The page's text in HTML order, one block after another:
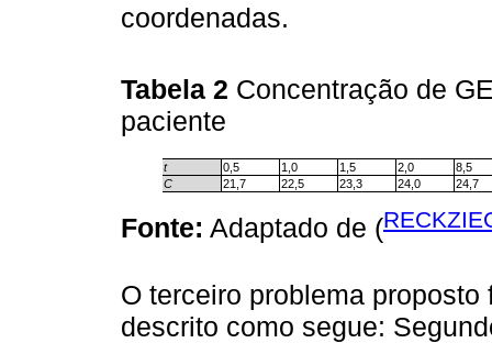
coordenadas.
Tabela 2 Concentração de
paciente
t 0,5 1,0 1,5 2,0
8,5
C
21,7 22,5 23,3 24,0 24,7
Fonte: Adaptado de (
O terceiro problema
descrito como segue: